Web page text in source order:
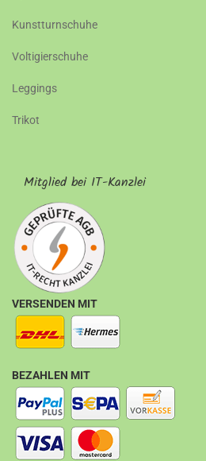
Kunstturnschuhe
Voltigierschuhe
Leggings
Trikot
Mitglied bei IT-Kanzlei
VERSENDEN MIT
BEZAHLEN MIT